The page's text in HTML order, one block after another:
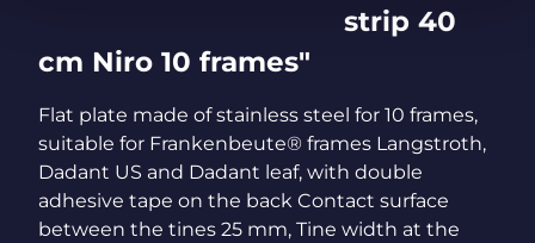
strip 40
cm Niro 10 frames"
Flat plate made of stainless steel for 10 frames,
suitable for Frankenbeute® frames Langstroth,
Dadant US and Dadant leaf, with double
adhesive tape on the back Contact surface
between the tines 25 mm, Tine width at the